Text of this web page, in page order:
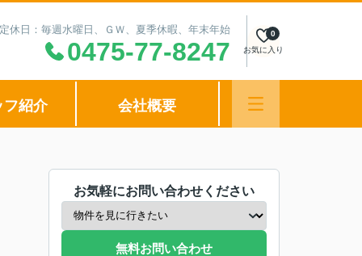
休日：毎週水曜日、ＧＷ、夏季休暇、年末年始
0475-77-8247 お気に入り
0
フ紹介 会社概要
お気軽にお問い合わせください
無料お問い合わせ